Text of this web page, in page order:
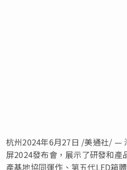
杭州2024年6月27日 /美通社/ —
屏2024發布會，展示了研發和產
產基地協同運作、第五代LED箱